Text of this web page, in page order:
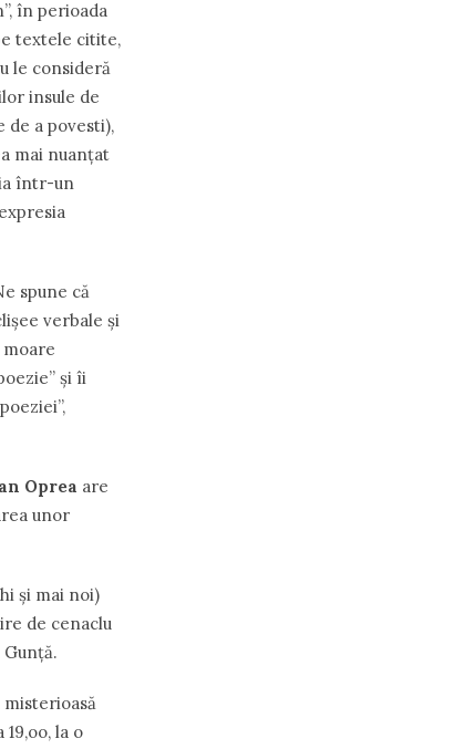
în perioada
textele citite,
le consideră
insule de
de a povesti),
mai nuanţat
într-un
spune că
verbale şi
și îi
Oprea are
unor
şi mai noi)
de cenaclu
misterioasă
la o